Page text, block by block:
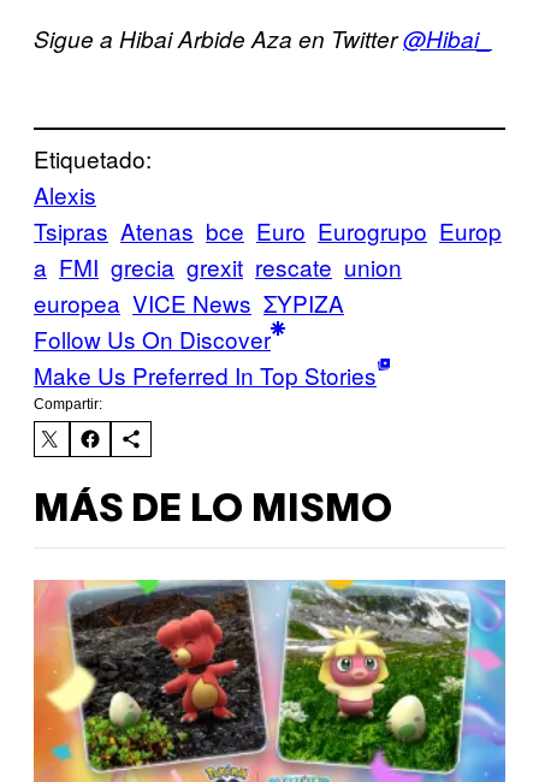
Sigue a Hibai Arbide Aza en Twitter@Hibai_
Etiquetado:
Alexis
Tsipras Atenas bce Euro Eurogrupo Europ
a FMI grecia grexit rescate union
europea VICE News ΣΥΡΙΖΑ
Follow Us On Discover
Make Us Preferred In Top Stories
Compartir:
MÁS DE LO MISMO